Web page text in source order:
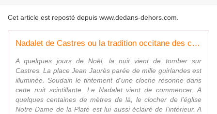
Cet article est reposté depuis www.dedans-dehors.com
Nadalet de Castres ou la tradition occitane des concerts de cloches de Noël
A quelques jours de Noël, la nuit vient de tomber sur
Castres. La place Jean Jaurès parée de mille guirlandes est
illuminée. Soudain le tintement d'une cloche résonne dans
cette nuit scintillante. Le Nadalet vient de commencer. A
quelques centaines de mètres de là, le clocher de l'église
Notre Dame de la Platé est lui aussi éclairé de l'intérieur. A